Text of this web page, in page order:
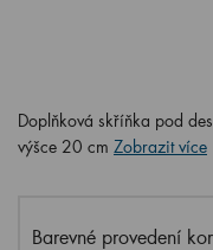
Doplňková skříňka pod
výšce 20 cm Zobrazit více
Barevné provedení